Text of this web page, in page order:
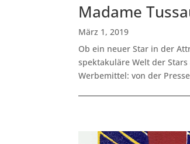
Madame
März 1, 2019
Ob ein neuer Star in der
spektakuläre Welt der
Werbemittel: von der